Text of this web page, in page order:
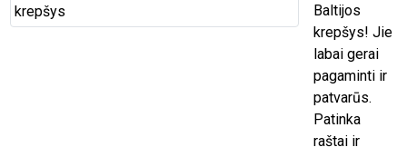
Baltijos
krepšys! Jie
labai gerai
pagaminti ir
patvarūs.
Patinka
raštai ir